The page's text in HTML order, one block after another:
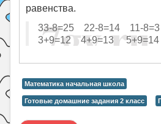
равенства.
33-8=25 22-8=14 11-
3+9=12 4+9=13
Математика начальная школа
Готовые домашние задания 2 класс